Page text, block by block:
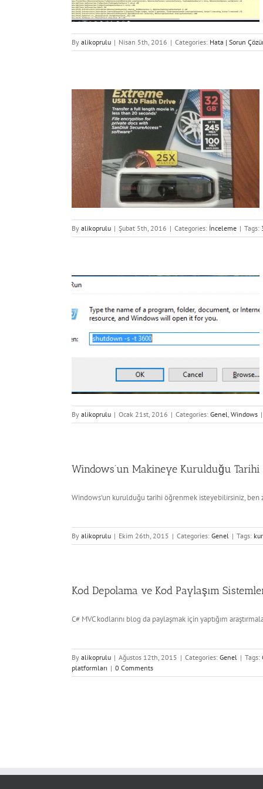
By alikoprulu | Nisan 5th, 2016 | Categories: Hata | Sorun
By alikoprulu | Şubat 5th, 2016 | Categories: İnceleme | Tags:
By alikoprulu | Ocak 21st, 2016 | Categories: Genel, Windows |
Windows’un Makineye Kurulduğu Tarihi
Windows'un kurulduğu tarihi öğrenmek isteyebilirsiniz, ben
By alikoprulu | Ekim 26th, 2015 | Categories: Genel | Tags:
Kod Depolama ve Kod Paylaşım
C# MVC kodlarını blog da paylaşmak için yaptığım
By alikoprulu | Ağustos 12th, 2015 | Categories: Genel | Tags:
platformları | 0 Comments